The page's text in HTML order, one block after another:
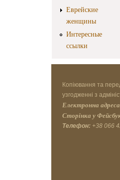
Еврейские
женщины
Интересные
ссылки
Копіювання та
узгодженні з
Електронна
Сторінка у
Телефон: +38 066